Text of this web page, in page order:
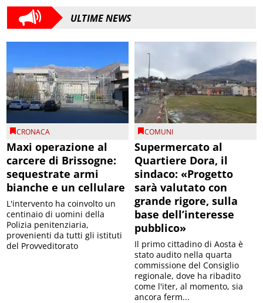
ULTIME NEWS
CRONACA
Maxi operazione al
carcere di Brissogne:
sequestrate armi
bianche e un cellulare
L'intervento ha coinvolto un
centinaio di uomini della
Polizia penitenziaria,
provenienti da tutti gli istituti
del Provveditorato
COMUNI
Supermercato al
Quartiere Dora, il
sindaco: «Progetto
sarà valutato con
grande rigore, sulla
base dell’interesse
pubblico»
Il primo cittadino di Aosta è
stato audito nella quarta
commissione del Consiglio
regionale, dove ha ribadito
come l'iter, al momento, sia
ancora ferm...